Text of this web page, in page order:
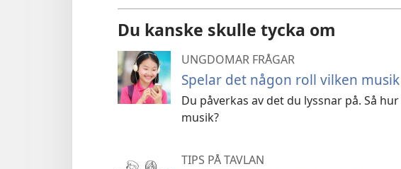
Du kanske skulle tycka om
UNGDOMAR FRÅGAR
Spelar det någon roll vilken
Du påverkas av det du lyssnar på. Så
musik?
TIPS PÅ TAVLAN